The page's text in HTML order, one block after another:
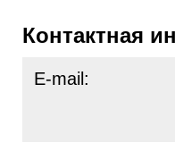
Контактная
E-mail: